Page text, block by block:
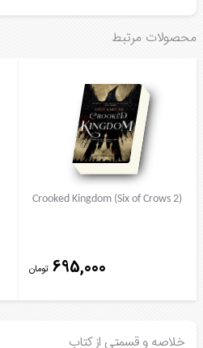
محصولات مرتبط
Crooked Kingdom (Six of Crows 2)
695,000 تومان
خلاصه و قسمتی از کتاب